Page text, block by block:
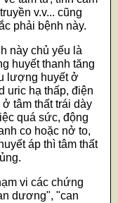
v.v... cũng
phải bệnh này.
này chủ yếu là
huyết thanh tăng
lượng huyết ở
uric hạ thấp, điện
tâm thất trái dày
quá sức, động
co hoặc nở to,
áp thì tâm thất
vi các chứng
dương", "can